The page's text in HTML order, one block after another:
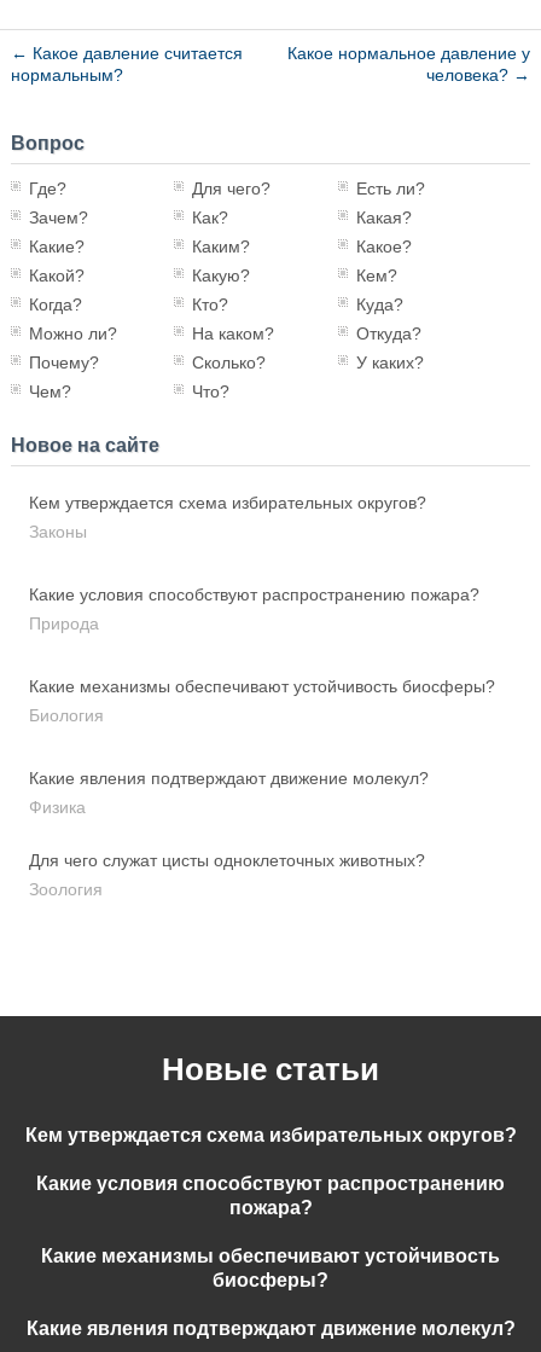
← Какое давление считается
нормальным?
Какое нормальное давление у
человека? →
Вопрос
Где? Для чего?
Есть ли?
Зачем?
Как?
Какая?
Какие?
Каким?
Какое?
Какой?
Какую?
Кем?
Когда?
Кто?
Куда?
Можно ли?
На каком?
Откуда?
Почему?
Сколько?
У каких?
Чем?
Что?
Новое на сайте
Кем утверждается схема избирательных округов?
Законы
Какие условия способствуют распространению пожара?
Природа
Какие механизмы обеспечивают устойчивость биосферы?
Биология
Какие явления подтверждают движение молекул?
Физика
Для чего служат цисты одноклеточных животных?
Зоология
Новые статьи
Кем утверждается схема избирательных округов?
Какие условия способствуют распространению
пожара?
Какие механизмы обеспечивают устойчивость
биосферы?
Какие явления подтверждают движение молекул?